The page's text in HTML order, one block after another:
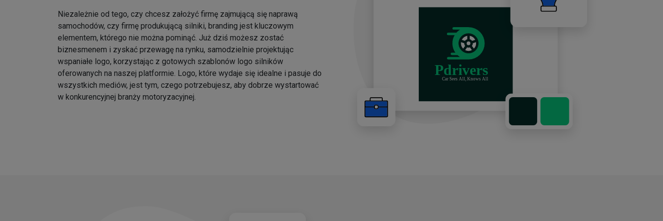
Niezależnie od tego, czy chcesz założyć firmę zajmującą się naprawą
samochodów, czy firmę produkującą silniki, branding jest kluczowym
elementem, którego nie można pominąć. Już dziś możesz zostać
biznesmenem i zyskać przewagę na rynku, samodzielnie projektując
wspaniałe logo, korzystając z gotowych szablonów logo silników
oferowanych na naszej platformie. Logo, które wydaje się idealne i pasuje do
wszystkich mediów, jest tym, czego potrzebujesz, aby dobrze wystartować
w konkurencyjnej branży motoryzacyjnej.